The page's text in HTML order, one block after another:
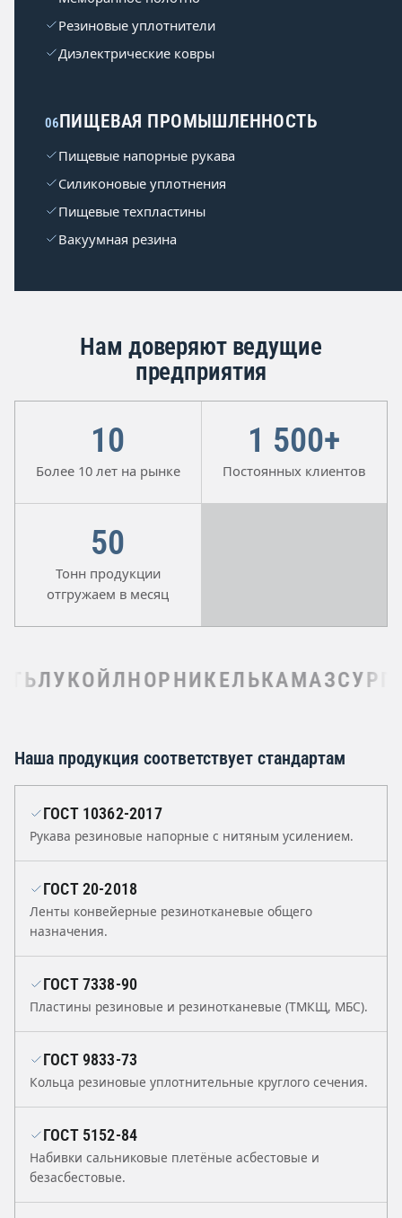
Резиновые уплотнители
Диэлектрические ковры
06ПИЩЕВАЯ ПРОМЫШЛЕННОСТЬ
Пищевые напорные рукава
Силиконовые уплотнения
Пищевые техпластины
Вакуумная резина
Нам доверяют ведущие
предприятия
10
Более 10 лет на рынке
1 500+
Постоянных клиентов
50
Тонн продукции
отгружаем в месяц
ЛУКОЙЛНОРНИКЕЛЬКАМАЗ
Наша продукция соответствует стандартам
ГОСТ 10362-2017
Рукава резиновые напорные с нитяным усилением.
ГОСТ 20-2018
Ленты конвейерные резинотканевые общего
назначения.
ГОСТ 7338-90
Пластины резиновые и резинотканевые (ТМКЩ, МБС).
ГОСТ 9833-73
Кольца резиновые уплотнительные круглого сечения.
ГОСТ 5152-84
Набивки сальниковые плетёные асбестовые и
безасбестовые.